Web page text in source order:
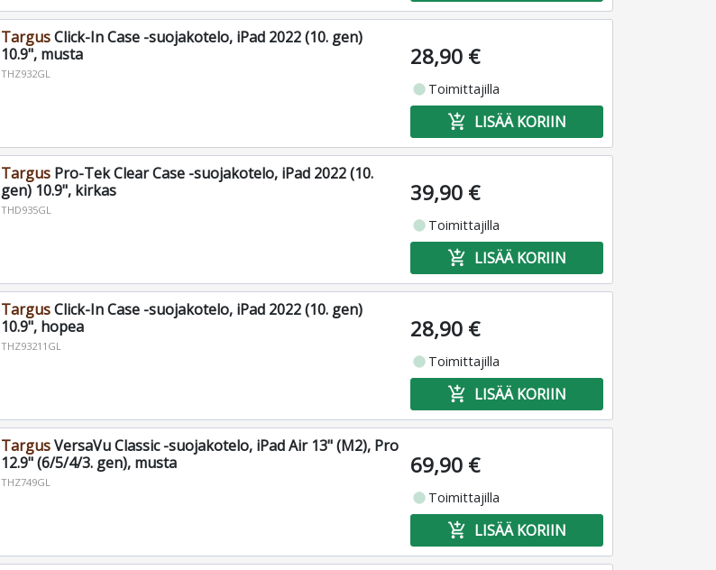
TargusClick-In Case -suojakotelo, iPad 2022 (10. gen)
10.9", musta
THZ932GL
28,90 €
fiber_manual_record Toimittajilla
add_shopping_cart LISÄÄ KORIIN
TargusPro-Tek Clear Case -suojakotelo, iPad 2022 (10.
gen) 10.9", kirkas
THD935GL
39,90 €
fiber_manual_record Toimittajilla
add_shopping_cart LISÄÄ KORIIN
TargusClick-In Case -suojakotelo, iPad 2022 (10. gen)
10.9", hopea
THZ93211GL
28,90 €
fiber_manual_record Toimittajilla
add_shopping_cart LISÄÄ KORIIN
TargusVersaVu Classic -suojakotelo, iPad Air 13" (M2), Pro
12.9" (6/5/4/3. gen), musta
THZ749GL
69,90 €
fiber_manual_record Toimittajilla
add_shopping_cart LISÄÄ KORIIN